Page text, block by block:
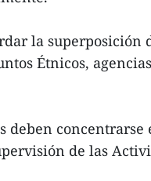
la superposición
Étnicos,
deben
de las